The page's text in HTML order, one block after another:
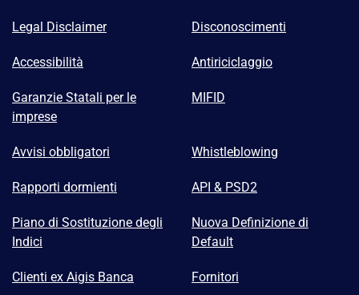
Legal Disclaimer Disconoscimenti
Accessibilità Antiriciclaggio
Garanzie Statali per le
imprese
MIFID
Avvisi obbligatori Whistleblowing
Rapporti dormienti API & PSD2
Piano di Sostituzione degli
Indici
Nuova Definizione di
Default
Clienti ex Aigis Banca Fornitori